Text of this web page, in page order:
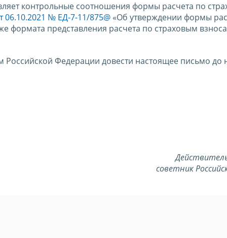
контрольные соотношения формы расчета по
06.10.2021 № ЕД-7-11/875@ «Об утверждении формы
формата представления расчета по страховым
Федерации довести настоящее письмо до
советник